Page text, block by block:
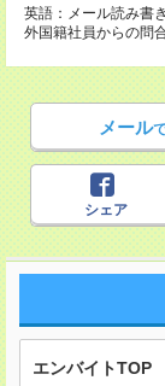
英語：メール読み書
外国籍社員からの問
メール
シェア
エンバイトTOP